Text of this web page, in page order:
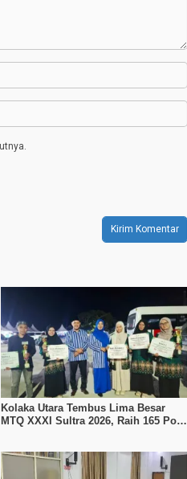
Kolaka Utara Tembus Lima Besar
MTQ XXXI Sultra 2026, Raih 165 Poin